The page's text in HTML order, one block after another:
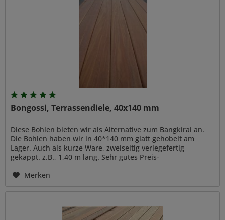
Bongossi, Terrassendiele, 40x140 mm
Diese Bohlen bieten wir als Alternative zum Bangkirai an.
Die Bohlen haben wir in 40*140 mm glatt gehobelt am
Lager. Auch als kurze Ware, zweiseitig verlegefertig
gekappt. z.B., 1,40 m lang. Sehr gutes Preis-
Merken